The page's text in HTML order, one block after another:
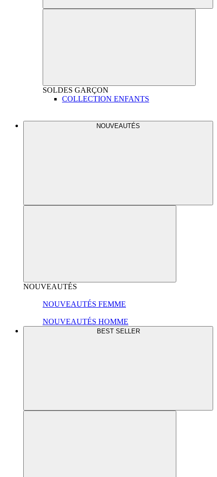
SOLDES GARÇON
COLLECTION ENFANTS
NOUVEAUTÉS
NOUVEAUTÉS
NOUVEAUTÉS FEMME
NOUVEAUTÉS HOMME
BEST SELLER